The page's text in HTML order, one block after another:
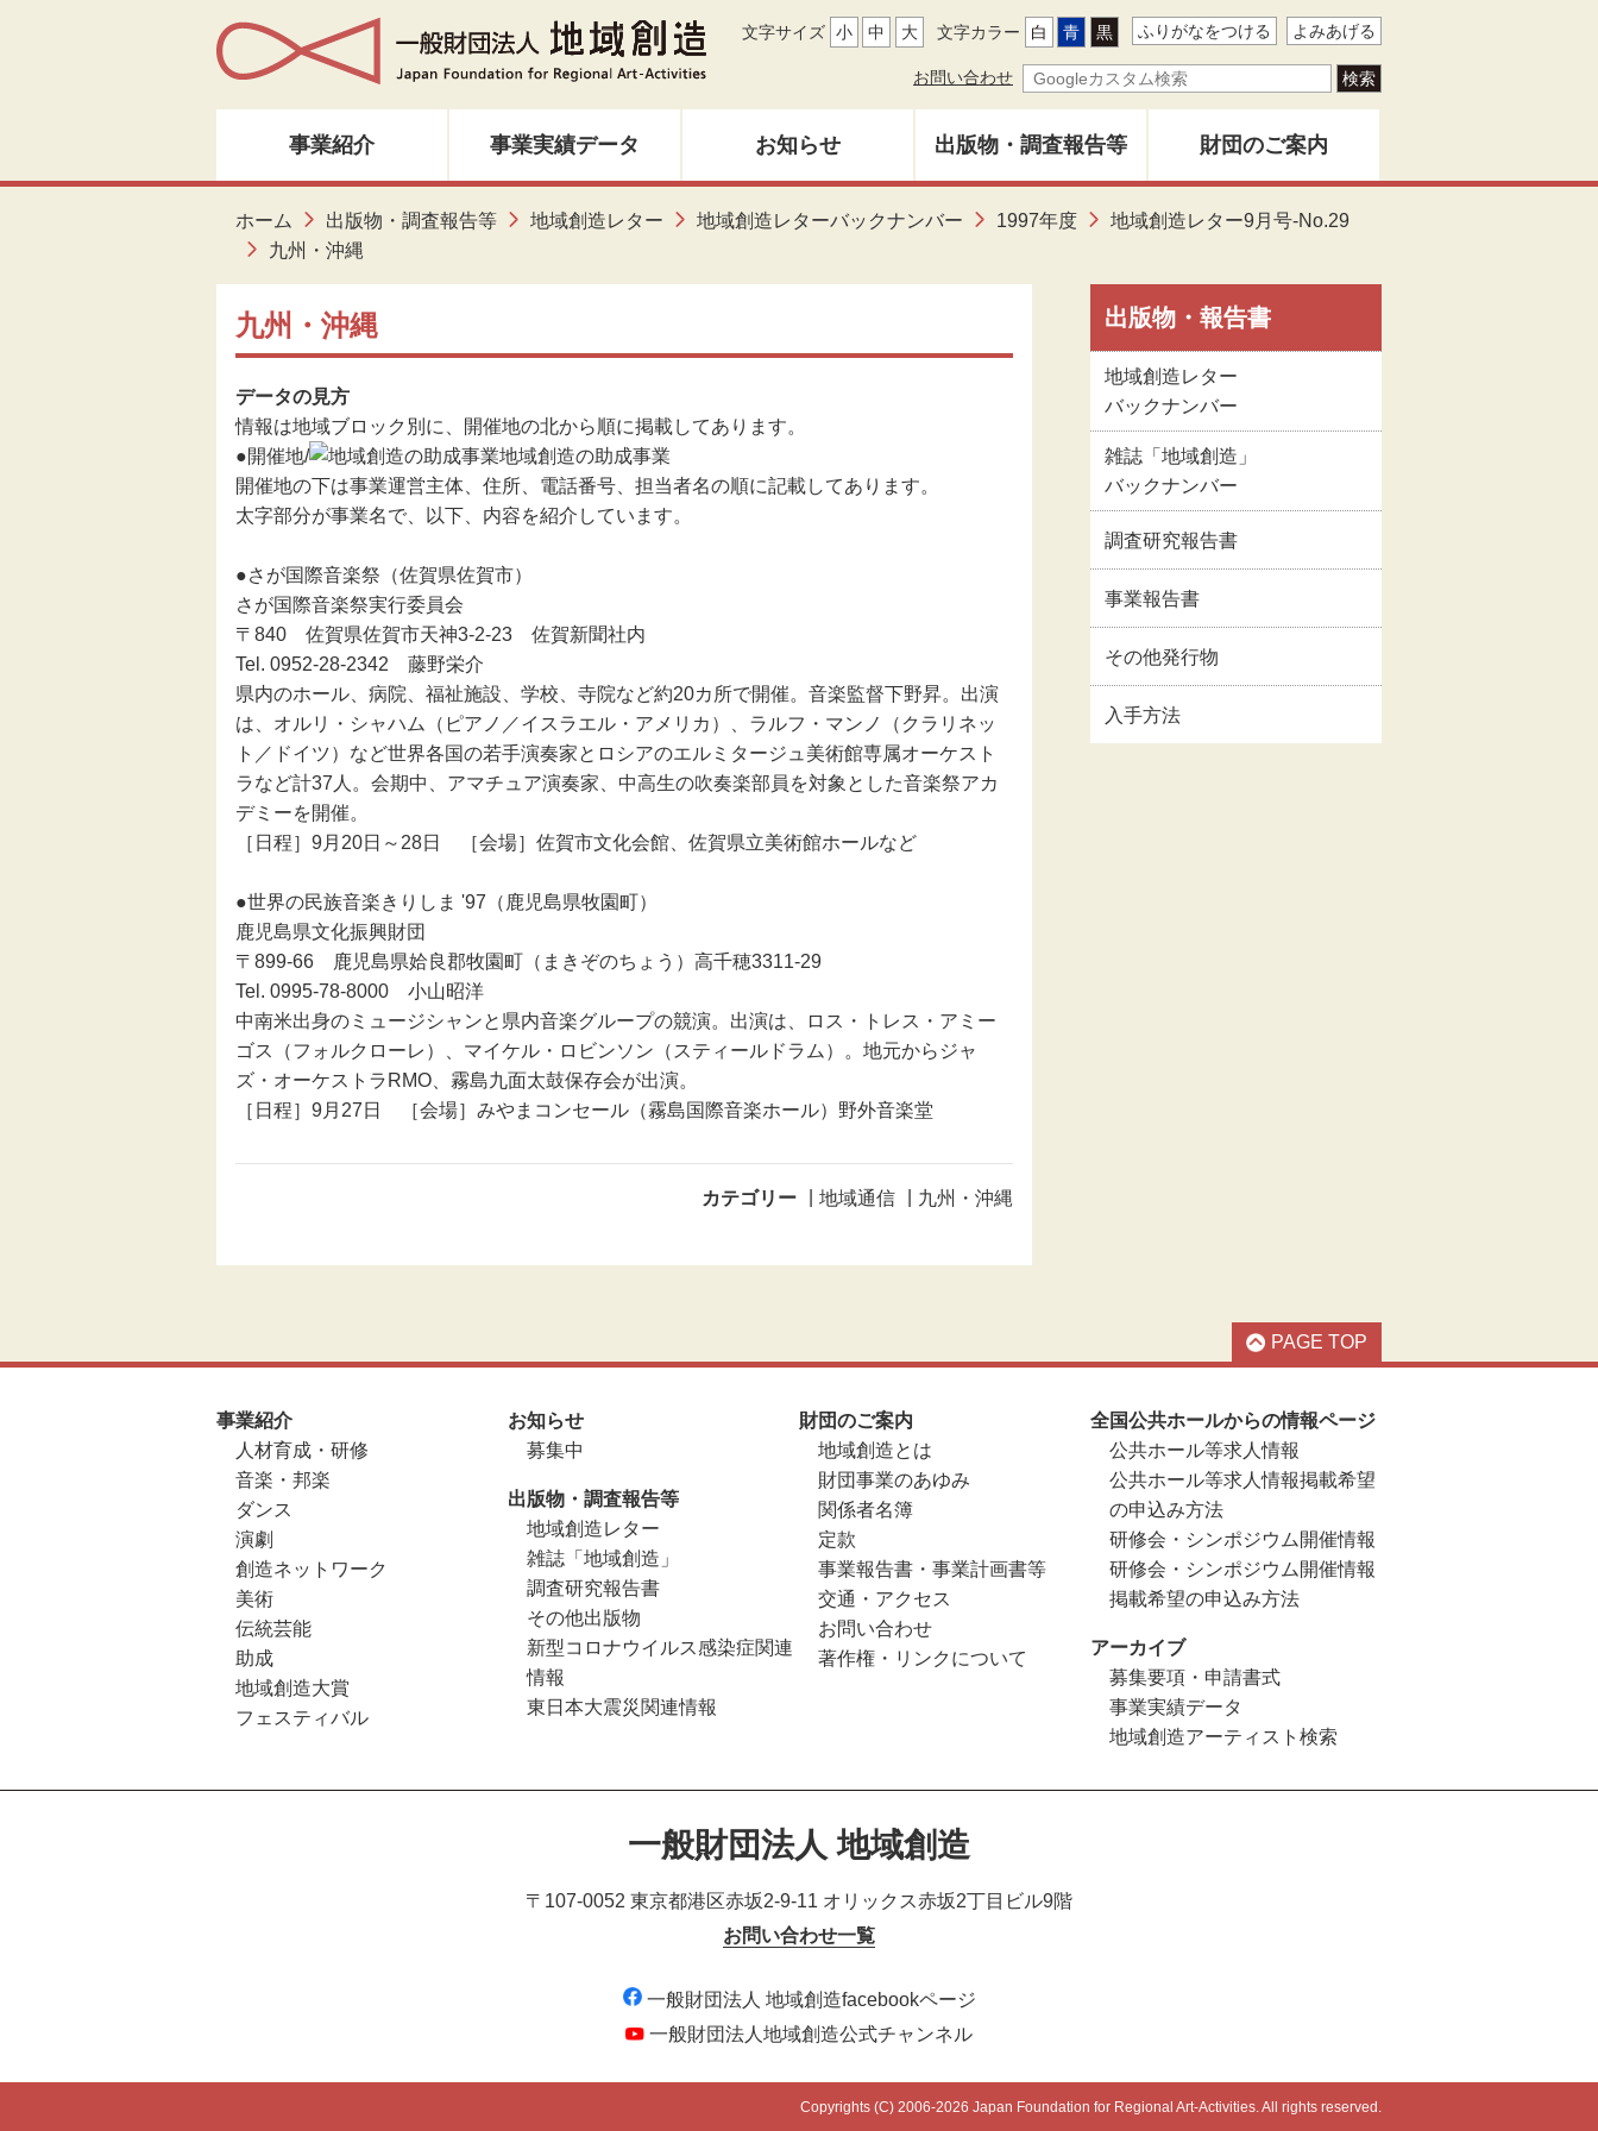
文字サイズ 小 中 大 文字カラー 白 青 黒 ふりがなをつける よみあげる
お問い合わせ
事業紹介
人材育成・研修
ダンス
演劇
創造ネットワーク
美術
伝統芸能
助成
フェスティバル
地域創造大賞
事業実績データ お知らせ
募集中
出版物・調査報告等
地域創造レター
雑誌「地域創造」
調査研究報告書
新型コロナウイルス
感染症関連情報
東日本大震災関連情
財団のご案内
地域創造とは
財団事業のあゆみ
関係者名簿
事業報告書・事業計
画書等
ホーム 出版物・調査報告等 地域創造レター 地域創造レターバックナンバー 1997年度
地域創造レター9月号-No.29
九州・沖縄
九州・沖縄
データの見方
情報は地域ブロック別に、開催地の北から順に掲載してあります。
●開催地/
地域創造の助成事業
開催地の下は事業運営主体、住所、電話番号、担当者名の順に記載してあります。
太字部分が事業名で、以下、内容を紹介しています。
●さが国際音楽祭（佐賀県佐賀市）
さが国際音楽祭実行委員会
〒840 佐賀県佐賀市天神3-2-23 佐賀新聞社内
Tel. 0952-28-2342 藤野栄介
県内のホール、病院、福祉施設、学校、寺院など約20カ所で開催。音楽監督下野昇。出演
は、オルリ・シャハム（ピアノ／イスラエル・アメリカ）、ラルフ・マンノ（クラリネッ
ト／ドイツ）など世界各国の若手演奏家とロシアのエルミタージュ美術館専属オーケスト
ラなど計37人。会期中、アマチュア演奏家、中高生の吹奏楽部員を対象とした音楽祭アカ
デミーを開催。
［日程］9月20日～28日 ［会場］佐賀市文化会館、佐賀県立美術館ホールなど
●世界の民族音楽きりしま '97（鹿児島県牧園町）
鹿児島県文化振興財団
〒899-66 鹿児島県姶良郡牧園町（まきぞのちょう）高千穂3311-29
Tel. 0995-78-8000 小山昭洋
中南米出身のミュージシャンと県内音楽グループの競演。出演は、ロス・トレス・アミー
ゴス（フォルクローレ）、マイケル・ロビンソン（スティールドラム）。地元からジャ
ズ・オーケストラRMO、霧島九面太鼓保存会が出演。
［日程］9月27日 ［会場］みやまコンセール（霧島国際音楽ホール）野外音楽堂
カテゴリー 地域通信 九州・沖縄
出版物・報告書
地域創造レター
バックナンバー
雑誌「地域創造」
バックナンバー
調査研究報告書
事業報告書
その他発行物
入手方法
PAGE TOP
事業紹介
人材育成・研修
音楽・邦楽
ダンス
演劇
創造ネットワーク
美術
伝統芸能
助成
地域創造大賞
フェスティバル
お知らせ
募集中
出版物・調査報告等
地域創造レター
雑誌「地域創造」
調査研究報告書
その他出版物
新型コロナウイルス感染症関連
情報
東日本大震災関連情報
財団のご案内
地域創造とは
財団事業のあゆみ
関係者名簿
定款
事業報告書・事業計画書等
交通・アクセス
お問い合わせ
著作権・リンクについて
全国公共ホールからの情報ページ
公共ホール等求人情報
公共ホール等求人情報掲載希望
の申込み方法
研修会・シンポジウム開催情報
研修会・シンポジウム開催情報
掲載希望の申込み方法
アーカイブ
募集要項・申請書式
事業実績データ
地域創造アーティスト検索
一般財団法人 地域創造
〒107-0052 東京都港区赤坂2-9-11 オリックス赤坂2丁目ビル9階
お問い合わせ一覧
一般財団法人 地域創造facebookページ
一般財団法人地域創造公式チャンネル
Copyrights (C) 2006-2026 Japan Foundation for Regional Art-Activities. All rights reserved.